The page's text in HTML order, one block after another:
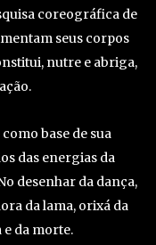
coreográfica de
seus corpos
nutre e abriga,
base de sua
das energias da
desenhar da dança,
da lama, orixá da
e da morte.